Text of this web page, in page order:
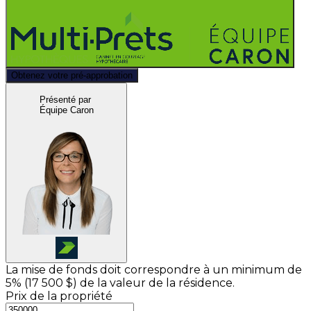
Obtenez votre pré-approbation
Présenté par
Équipe Caron
La mise de fonds doit correspondre à un minimum de
5% (17 500 $) de la valeur de la résidence.
Prix de la propriété